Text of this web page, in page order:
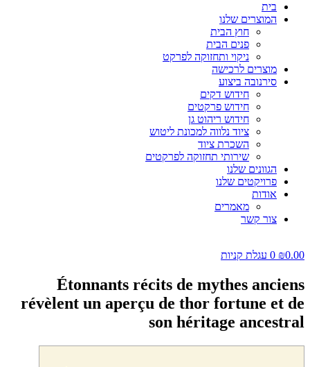
בית
המוצרים שלנו
חוץ הבית
פנים הבית
ניקוי ותחזוקה לפרקט
מוצרים לרכישה
סירנובה ביצוע
חידוש דקים
חידוש פרקטים
חידוש ריהוט גן
ציוד נלווה למכונת ליטוש
השכרת ציוד
שירותי תחזוקה לפרקטים
הגוונים שלנו
פרויקטים שלנו
אודות
מאמרים
צור קשר
₪0.00
0 עגלת קניות
Étonnants récits de mythes anciens
révèlent un aperçu de thor fortune et de
son héritage ancestral